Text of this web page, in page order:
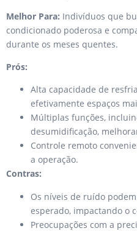
Melhor Para: Indivíduos que
condicionado poderosa e
durante os meses quentes.
Prós:
Alta capacidade de
efetivamente espaços
Múltiplas funções,
desumidificação,
Controle remoto
a operação.
Contras:
Os níveis de ruído
esperado, impactando o
Preocupações com a